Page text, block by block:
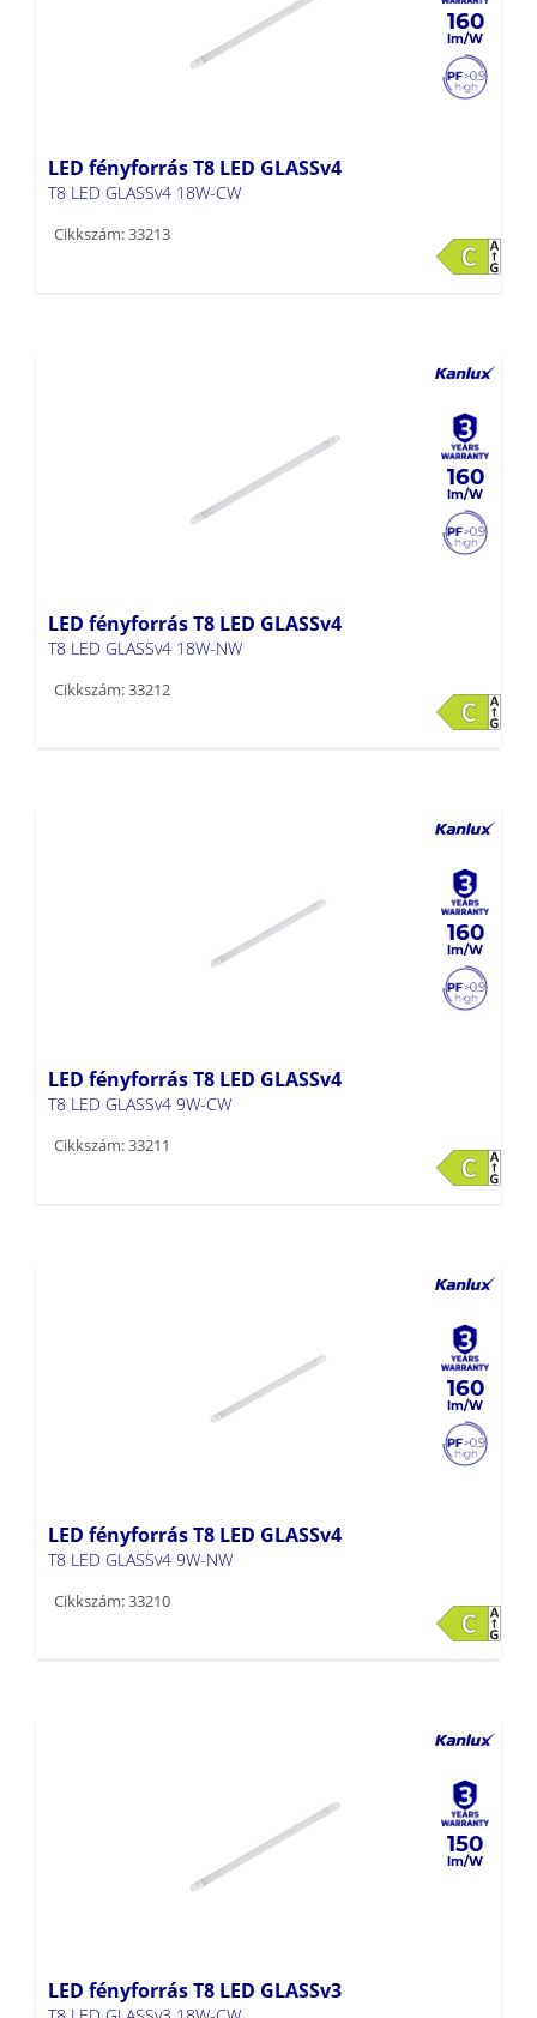
160
LED fényforrás T8 LED GLASSv4
T8 LED GLASSv4 18W-CW
Cikkszám: 33213
160
LED fényforrás T8 LED GLASSv4
T8 LED GLASSv4 18W-NW
Cikkszám: 33212
160
LED fényforrás T8 LED GLASSv4
T8 LED GLASSv4 9W-CW
Cikkszám: 33211
160
LED fényforrás T8 LED GLASSv4
T8 LED GLASSv4 9W-NW
Cikkszám: 33210
150
LED fényforrás T8 LED GLASSv3